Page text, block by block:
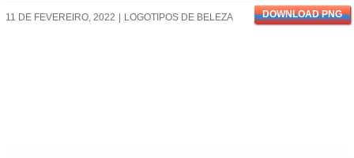
11 DE FEVEREIRO, 2022 LOGOTIPOS DE BELEZA DOWNLOAD PNG